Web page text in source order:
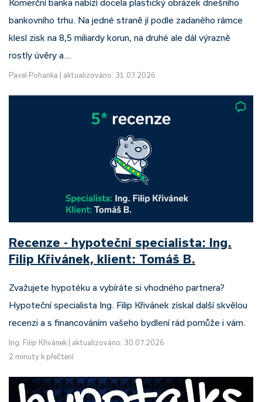
Komerční banka nabízí docela plastický obrázek dnešního
bankovního trhu. Na jedné straně jí podle zadaného rámce
klesl zisk na 8,5 miliardy korun, na druhé ale dál výrazně
rostly úvěry a…
Pavel Pohanka aktualizováno: 31.07.2026
Recenze - hypoteční specialista: Ing.
Filip Křivánek, klient: Tomáš B.
Zvažujete hypotéku a vybíráte si vhodného partnera?
Hypoteční specialista Ing. Filip Křivánek získal další skvělou
recenzi a s financováním vašeho bydlení rád pomůže i vám.
Ing. Filip Křivánek
aktualizováno: 30.07.2026
2 minuty k přečtení